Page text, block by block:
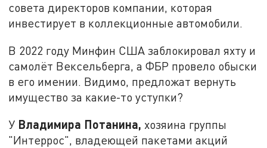
совета директоров компании, которая
инвестирует в коллекционные автомобили.
В 2022 году Минфин США заблокировал яхту и
самолёт Вексельберга, а ФБР провело обыски
в его имении. Видимо, предложат вернуть
имущество за какие-то уступки?
У Владимира Потанина, хозяина группы
"Интеррос", владеющей пакетами акций